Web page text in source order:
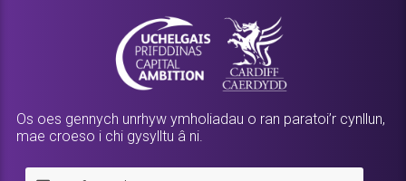
Os oes gennych unrhyw ymholiadau o ran paratoi’r cynllun,
mae croeso i chi gysylltu â ni.